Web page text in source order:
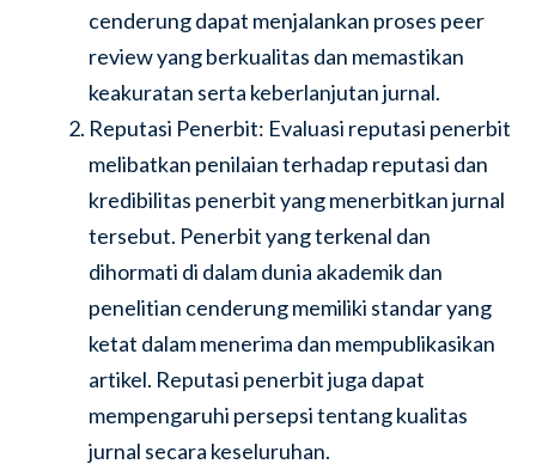
cenderung dapat menjalankan proses peer
review yang berkualitas dan memastikan
keakuratan serta keberlanjutan jurnal.
Reputasi Penerbit: Evaluasi reputasi penerbit
melibatkan penilaian terhadap reputasi dan
kredibilitas penerbit yang menerbitkan jurnal
tersebut. Penerbit yang terkenal dan
dihormati di dalam dunia akademik dan
penelitian cenderung memiliki standar yang
ketat dalam menerima dan mempublikasikan
artikel. Reputasi penerbit juga dapat
mempengaruhi persepsi tentang kualitas
jurnal secara keseluruhan.